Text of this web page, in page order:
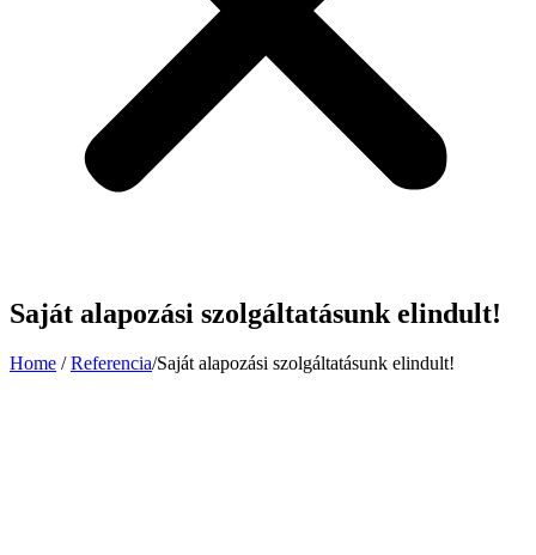
Saját alapozási szolgáltatásunk elindult!
Home / Referencia/Saját alapozási szolgáltatásunk elindult!